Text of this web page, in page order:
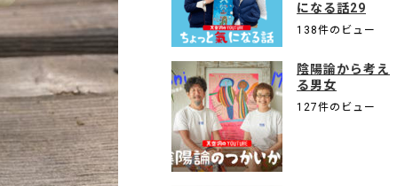
になる話29
138件のビュー
陰陽論から考え
る男女
127件のビュー